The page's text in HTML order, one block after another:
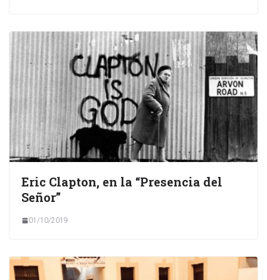
Eric Clapton, en la “Presencia del
Señor”
01/10/2019